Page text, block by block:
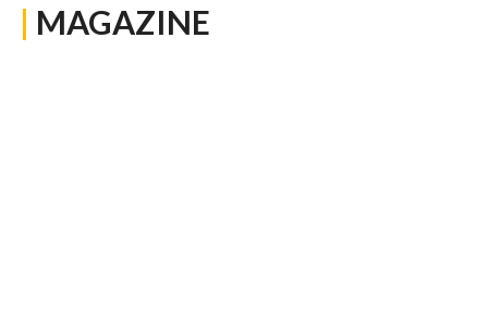
| MAGAZINE